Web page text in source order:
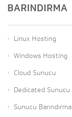
BARINDIRMA
Linux Hosting
Windows Hosting
Cloud Sunucu
Dedicated Sunucu
Sunucu Barındırma